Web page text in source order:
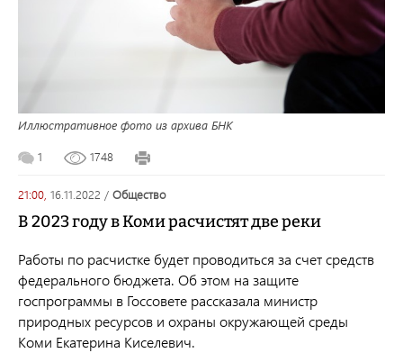
Иллюстративное фото из архива БНК
1 1748
21:00, 16.11.2022 / общество
В 2023 году в Коми расчистят две реки
Работы по расчистке будет проводиться за счет средств
федерального бюджета. Об этом на защите
госпрограммы в Госсовете рассказала министр
природных ресурсов и охраны окружающей среды
Коми Екатерина Киселевич.